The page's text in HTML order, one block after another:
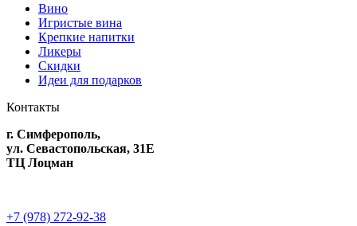
Вино
Игристые вина
Крепкие напитки
Ликеры
Скидки
Идеи для подарков
Контакты
г. Симферополь,
ул. Севастопольская, 31Е
ТЦ Лоцман
+7 (978) 272-92-38